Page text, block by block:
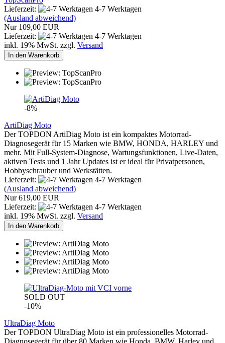
Lieferzeit:
4-7 Werktagen
(Ausland abweichend)
Nur 109,00 EUR
Lieferzeit:
4-7 Werktagen
inkl. 19% MwSt. zzgl. Versand
In den Warenkorb
-8%
ArtiDiag Moto
Der TOPDON ArtiDiag Moto ist ein kompaktes Motorrad-
Diagnosegerät für 15 Marken wie BMW, HONDA, HARLEY und
mehr. Mit Full-System-Diagnose, Wartungsfunktionen, Live-Daten,
aktiven Tests und 1 Jahr Updates ist er ideal für Privatpersonen,
Hobbyschrauber und Werkstätten.
Lieferzeit:
4-7 Werktagen
(Ausland abweichend)
Nur 619,00 EUR
Lieferzeit:
4-7 Werktagen
inkl. 19% MwSt. zzgl. Versand
In den Warenkorb
SOLD OUT
-10%
UltraDiag Moto
Der TOPDON UltraDiag Moto ist ein professionelles Motorrad-
Diagnosegerät für über 80 Marken wie Honda, BMW, Harley und